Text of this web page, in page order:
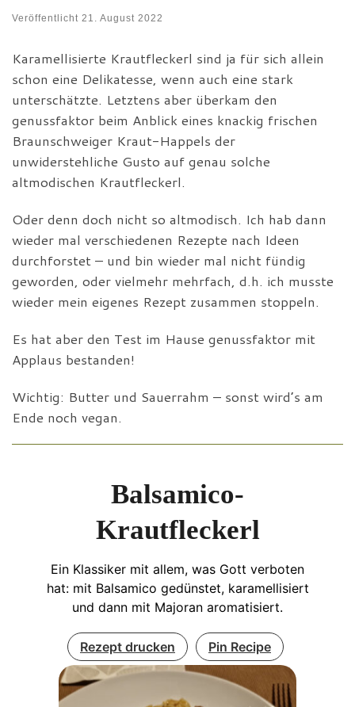
Veröffentlicht 21. August 2022
Karamellisierte Krautfleckerl sind ja für sich allein
schon eine Delikatesse, wenn auch eine stark
unterschätzte. Letztens aber überkam den
genussfaktor beim Anblick eines knackig frischen
Braunschweiger Kraut-Happels der
unwiderstehliche Gusto auf genau solche
altmodischen Krautfleckerl.
Oder denn doch nicht so altmodisch. Ich hab dann
wieder mal verschiedenen Rezepte nach Ideen
durchforstet – und bin wieder mal nicht fündig
geworden, oder vielmehr mehrfach, d.h. ich musste
wieder mein eigenes Rezept zusammen stoppeln.
Es hat aber den Test im Hause genussfaktor mit
Applaus bestanden!
Wichtig: Butter und Sauerrahm – sonst wird’s am
Ende noch vegan.
Balsamico-
Krautfleckerl
Ein Klassiker mit allem, was Gott verboten
hat: mit Balsamico gedünstet, karamellisiert
und dann mit Majoran aromatisiert.
Rezept drucken Pin Recipe